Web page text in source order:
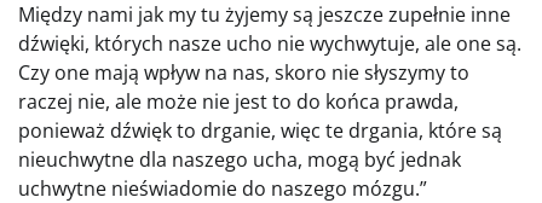
Między nami jak my tu żyjemy są jeszcze zupełnie inne
dźwięki, których nasze ucho nie wychwytuje, ale one są.
Czy one mają wpływ na nas, skoro nie słyszymy to
raczej nie, ale może nie jest to do końca prawda,
ponieważ dźwięk to drganie, więc te drgania, które są
nieuchwytne dla naszego ucha, mogą być jednak
uchwytne nieświadomie do naszego mózgu.”